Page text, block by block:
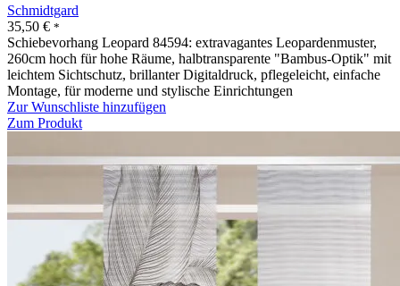
Schmidtgard
35,50 € *
Schiebevorhang Leopard 84594: extravagantes Leopardenmuster,
260cm hoch für hohe Räume, halbtransparente "Bambus-Optik" mit
leichtem Sichtschutz, brillanter Digitaldruck, pflegeleicht, einfache
Montage, für moderne und stylische Einrichtungen
Zur Wunschliste hinzufügen
Zum Produkt